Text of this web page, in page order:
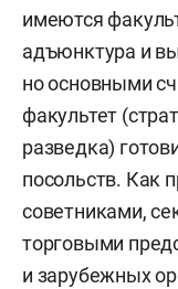
имеются
адъюнктура и
но основными
факультет
разведка)
посольств. Как
советниками,
торговыми
и зарубежных